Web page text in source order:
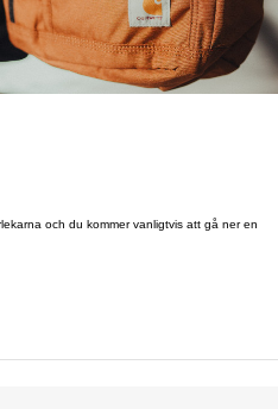
och du kommer vanligtvis att gå ner en